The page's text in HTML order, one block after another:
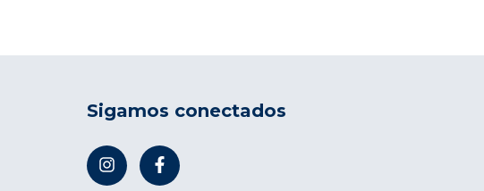
Sigamos conectados